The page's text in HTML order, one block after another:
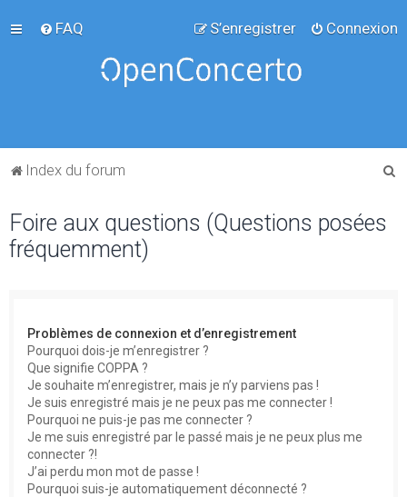
FAQ Connexion
S’enregistrer
Index du forum
Foire aux questions (Questions posées
fréquemment)
Problèmes de connexion et d’enregistrement
Pourquoi dois-je m’enregistrer ?
Que signifie COPPA ?
Je souhaite m’enregistrer, mais je n’y parviens pas !
Je suis enregistré mais je ne peux pas me connecter !
Pourquoi ne puis-je pas me connecter ?
Je me suis enregistré par le passé mais je ne peux plus me
connecter ?!
J’ai perdu mon mot de passe !
Pourquoi suis-je automatiquement déconnecté ?